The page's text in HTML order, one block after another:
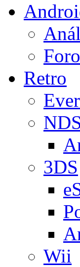
Retro
3DS
Wii